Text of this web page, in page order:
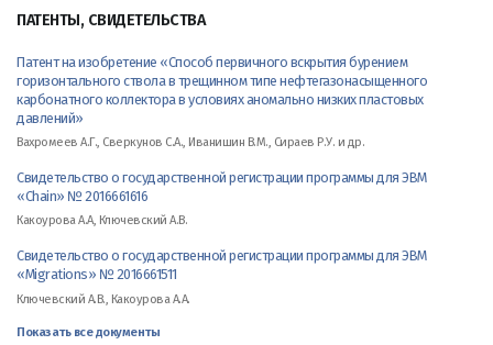
ПАТЕНТЫ, СВИДЕТЕЛЬСТВА
Патент на изобретение «Способ первичного вскрытия бурением
горизонтального ствола в трещинном типе нефтегазонасыщенного
карбонатного коллектора в условиях аномально низких пластовых
давлений»
Вахромеев А.Г., Сверкунов С.А., Иванишин В.М., Сираев Р.У. и др.
Свидетельство о государственной регистрации программы для ЭВМ
«Chain» № 2016661616
Какоурова А.А, Ключевский А.В.
Свидетельство о государственной регистрации программы для ЭВМ
«Migrations» № 2016661511
Ключевский А.В., Какоурова А.А.
Показать все документы